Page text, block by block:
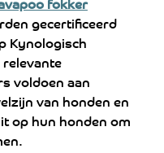
gecertificeerd
Kynologisch
voldoen aan
van honden en
op hun honden om